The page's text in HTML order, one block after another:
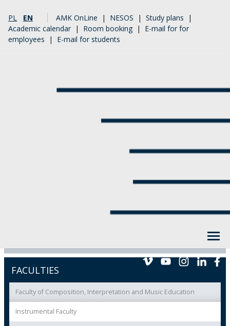
PL EN AMK OnLine | NESOS | Study plans |
Academic calendar | Room booking | E-mail for for
employees | E-mail for students
FACULTIES
Faculty of Composition, Interpretation and Music Education
Instrumental Faculty